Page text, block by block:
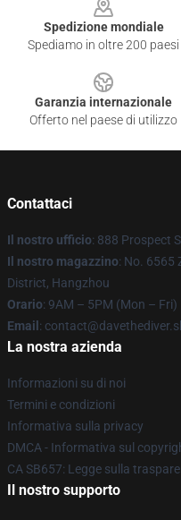
Spedizione mondiale
Spediamo in oltre 200 paesi
Garanzia internazionale
Offerto nel paese di utilizzo
Contattaci
Il nostro ufficio: 888 Prospect
Il nostro magazzino: No. 6565
District, Hangzhou
Orario: 9AM – 5PM (Mon – Fri)
Email :
La nostra azienda
Informazioni su di noi
Termini e condizioni
Informativa sulla privacy
DMCA - Informativa sul
CA SB657: Legge sulla
Il nostro supporto